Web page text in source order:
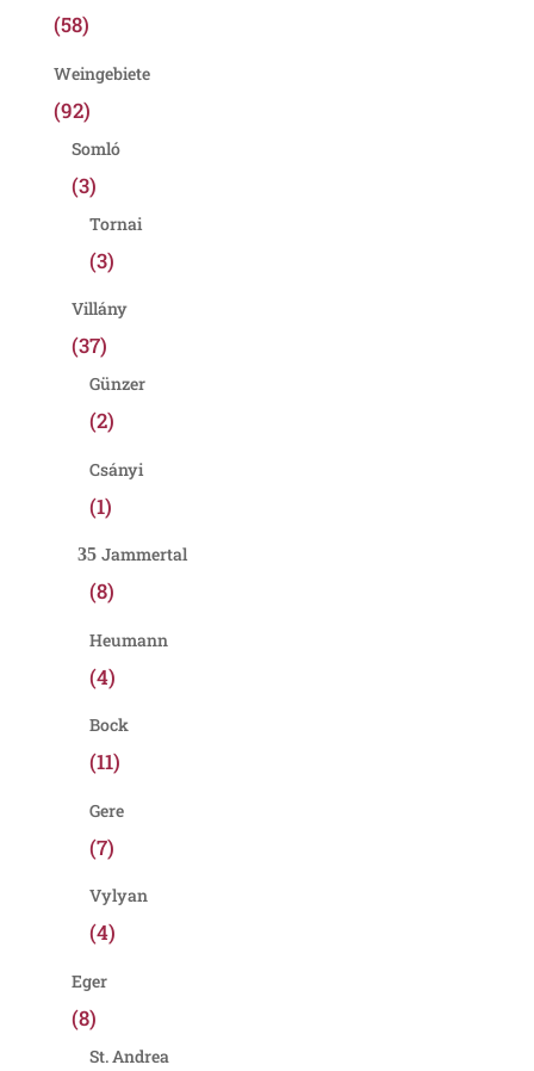
(58)
Weingebiete
(92)
Somló
(3)
Tornai
(3)
Villány
(37)
Günzer
(2)
Csányi
(1)
Jammertal
(8)
Heumann
(4)
Bock
(11)
Gere
(7)
Vylyan
(4)
Eger
(8)
St. Andrea